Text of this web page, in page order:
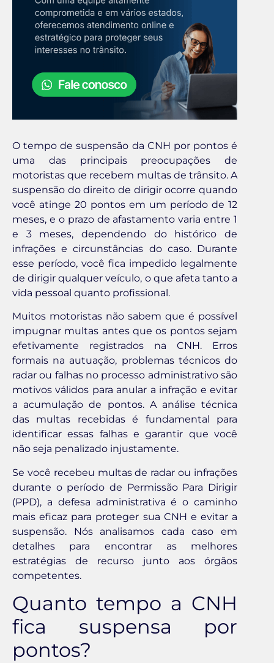
O tempo de suspensão da CNH por pontos é
uma das principais preocupações de
motoristas que recebem multas de trânsito. A
suspensão do direito de dirigir ocorre quando
você atinge 20 pontos em um período de 12
meses, e o prazo de afastamento varia entre 1
e 3 meses, dependendo do histórico de
infrações e circunstâncias do caso. Durante
esse período, você fica impedido legalmente
de dirigir qualquer veículo, o que afeta tanto a
vida pessoal quanto profissional.
Muitos motoristas não sabem que é possível
impugnar multas antes que os pontos sejam
efetivamente registrados na CNH. Erros
formais na autuação, problemas técnicos do
radar ou falhas no processo administrativo são
motivos válidos para anular a infração e evitar
a acumulação de pontos. A análise técnica
das multas recebidas é fundamental para
identificar essas falhas e garantir que você
não seja penalizado injustamente.
Se você recebeu multas de radar ou infrações
durante o período de Permissão Para Dirigir
(PPD), a defesa administrativa é o caminho
mais eficaz para proteger sua CNH e evitar a
suspensão. Nós analisamos cada caso em
detalhes para encontrar as melhores
estratégias de recurso junto aos órgãos
competentes.
Quanto tempo a CNH
fica suspensa por
pontos?